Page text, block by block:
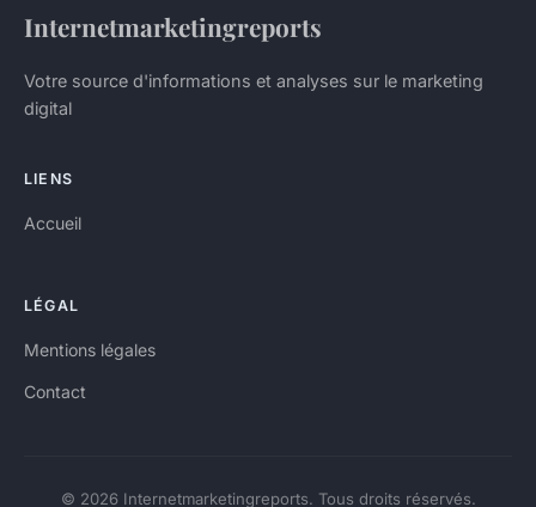
Internetmarketingreports
Votre source d'informations et analyses sur le marketing
digital
LIENS
Accueil
LÉGAL
Mentions légales
Contact
© 2026 Internetmarketingreports. Tous droits réservés.